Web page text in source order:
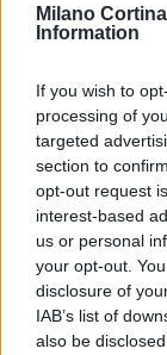
Milano
Information
If you wish to
processing of
targeted
section to
opt-out request
interest-based
us or personal
your opt-out.
disclosure of
IAB’s list of
also be
scelta dei pendii
Alessandro Tassinari
SCI ALPINISMO